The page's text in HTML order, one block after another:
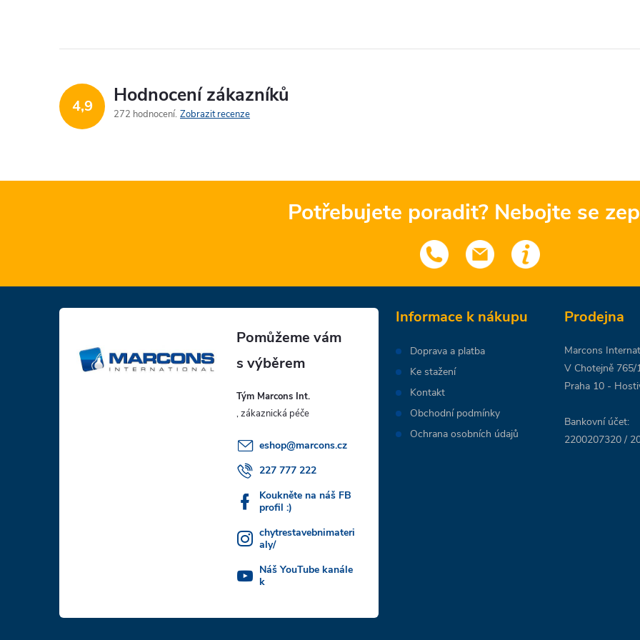
4,9 Hodnocení zákazníků
272 hodnocení Zobrazit recenze
Potřebujete poradit? Nebojte se
Tým Marcons Int.
eshop@marcons.cz
227 777 222
Koukněte na náš FB
profil :)
chytrestavebnimateri
aly/
Náš YouTube kanále
k
Informace k nákupu
Doprava a platba
Ke stažení
Kontakt
Obchodní podmínky
Ochrana osobních údajů
Prodejna
Marcons
V Chotejně 765/
Praha 10 -
Bankovní účet:
2200207320 /